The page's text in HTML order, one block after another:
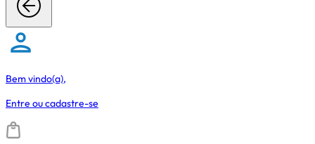
Bem vindo(a),
Entre oucadastre-se